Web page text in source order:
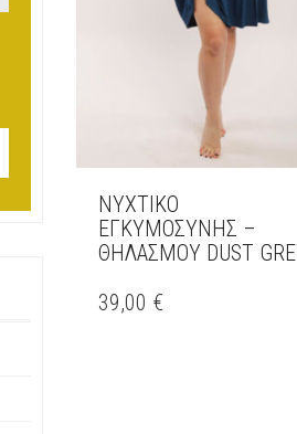
ΝΥΧΤΙΚΌ
ΕΓΚΥΜΟΣΥΝΗΣ –
ΘΗΛΑΣΜΟΥ DUST
ΤΟ
ΠΡΟΪΌΝ
39,00 €